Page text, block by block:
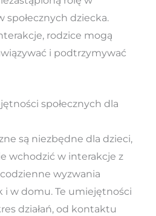
dziecka.
rodzice mogą
i podtrzymywać
społecznych dla
są niezbędne dla dzieci,
wchodzić w interakcje z
wyzwania
i w domu. Te umiejętności
działań, od kontaktu